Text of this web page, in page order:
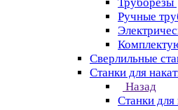
Ручные
Сверлильные
Станки для
Назад
Станки для